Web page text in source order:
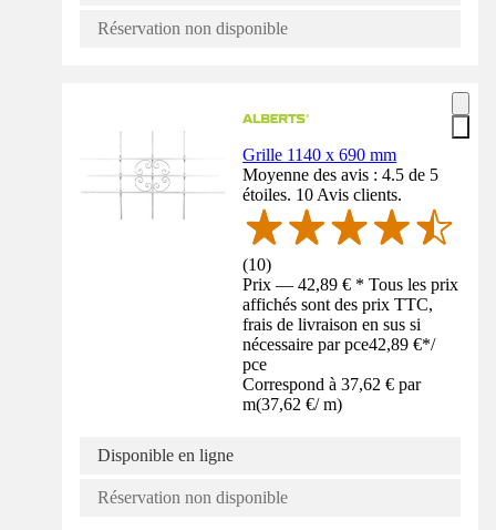
Réservation non disponible
Grille 1140 x 690 mm
Moyenne des avis : 4.5 de 5
étoiles. 10 Avis clients.
(10)
Prix — 42,89 € * Tous les prix
affichés sont des prix TTC,
frais de livraison en sus si
nécessaire par pce42,89 €*/
pce
Correspond à 37,62 € par
m(37,62 €/ m)
Disponible en ligne
Réservation non disponible